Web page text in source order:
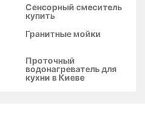
Сенсорный смеситель
купить
Гранитные мойки
Проточный
водонагреватель для
кухни в Киеве